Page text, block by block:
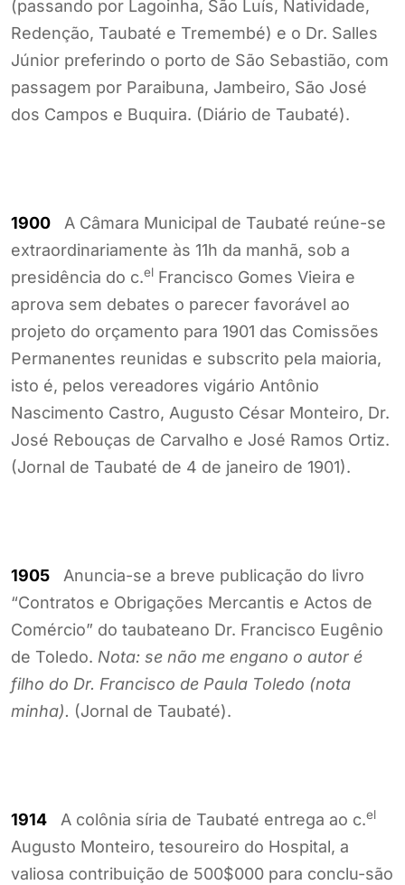
(passando por Lagoinha, São Luís, Natividade,
Redenção, Taubaté e Tremembé) e o Dr. Salles
Júnior preferindo o porto de São Sebastião, com
passagem por Paraibuna, Jambeiro, São José
dos Campos e Buquira. (Diário de Taubaté).
1900 A Câmara Municipal de Taubaté reúne-se
extraordinariamente às 11h da manhã, sob a
presidência do c.el Francisco Gomes Vieira e
aprova sem debates o parecer favorável ao
projeto do orçamento para 1901 das Comissões
Permanentes reunidas e subscrito pela maioria,
isto é, pelos vereadores vigário Antônio
Nascimento Castro, Augusto César Monteiro, Dr.
José Rebouças de Carvalho e José Ramos Ortiz.
(Jornal de Taubaté de 4 de janeiro de 1901).
1905 Anuncia-se a breve publicação do livro
“Contratos e Obrigações Mercantis e Actos de
Comércio” do taubateano Dr. Francisco Eugênio
de Toledo. Nota: se não me engano o autor é
filho do Dr. Francisco de Paula Toledo (nota
minha). (Jornal de Taubaté).
1914 A colônia síria de Taubaté entrega ao c.el
Augusto Monteiro, tesoureiro do Hospital, a
valiosa contribuição de 500$000 para conclu-são